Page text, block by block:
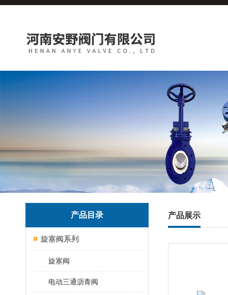
产品目录
旋塞阀系列
旋塞阀
电动三通沥青阀
产品展示